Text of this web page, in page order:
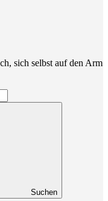
sich selbst auf den Arm
Suchen